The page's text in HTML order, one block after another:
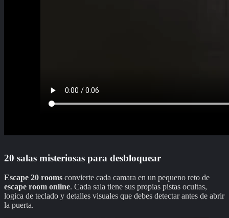
20 salas misteriosas para desbloquear
Escape 20 rooms convierte cada camara en un pequeno reto de
escape room online. Cada sala tiene sus propias pistas ocultas,
logica de teclado y detalles visuales que debes detectar antes de abrir
la puerta.